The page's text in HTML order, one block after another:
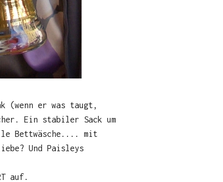
(wenn er was taugt,
Ein stabiler Sack um
Bettwäsche.... mit
Und Paisleys
auf.